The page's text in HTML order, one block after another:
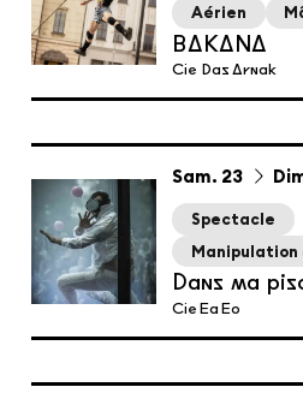
Aérien
BAKANA
Cie Das Arnak
du
samedi
Sam. 23 au
Spectacle
Dans ma
Cie Ea Eo